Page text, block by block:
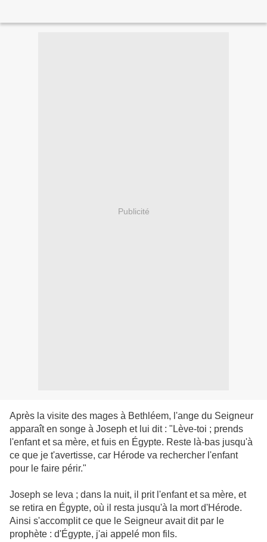
Publicité
Après la visite des mages à Bethléem, l'ange du Seigneur
apparaît en songe à Joseph et lui dit : "Lève-toi ; prends
l'enfant et sa mère, et fuis en Égypte. Reste là-bas jusqu'à
ce que je t'avertisse, car Hérode va rechercher l'enfant
pour le faire périr."
Joseph se leva ; dans la nuit, il prit l'enfant et sa mère, et
se retira en Égypte, où il resta jusqu'à la mort d'Hérode.
Ainsi s'accomplit ce que le Seigneur avait dit par le
prophète : d'Égypte, j'ai appelé mon fils.